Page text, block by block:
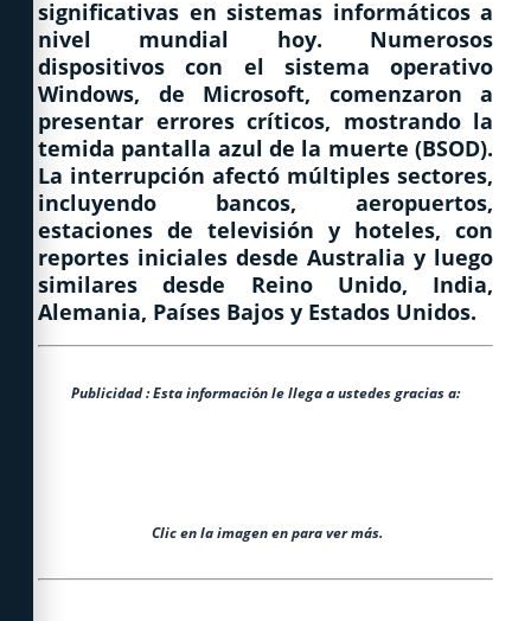
significativas en sistemas informáticos a
nivel mundial hoy. Numerosos
dispositivos con el sistema operativo
Windows, de Microsoft, comenzaron a
presentar errores críticos, mostrando la
temida pantalla azul de la muerte (BSOD).
La interrupción afectó múltiples sectores,
incluyendo bancos, aeropuertos,
estaciones de televisión y hoteles, con
reportes iniciales desde Australia y luego
similares desde Reino Unido, India,
Alemania, Países Bajos y Estados Unidos.
Publicidad : Esta información le llega a ustedes gracias a:
Clic en la imagen en para ver más.